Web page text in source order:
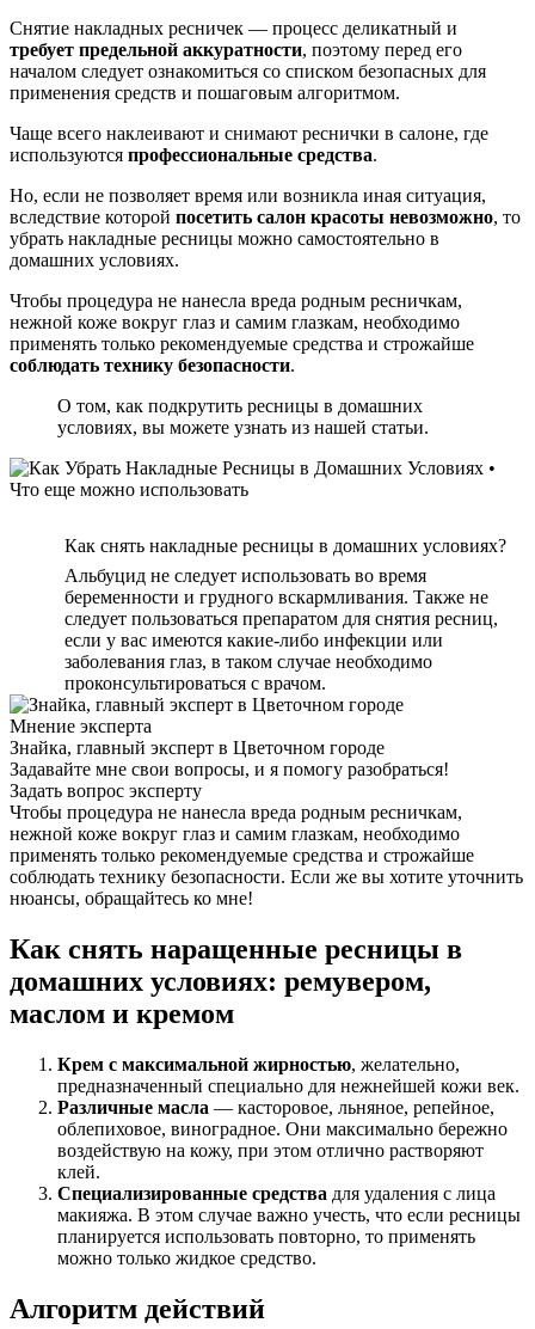
Снятие накладных ресничек — процесс деликатный и
требует предельной аккуратности, поэтому перед его
началом следует ознакомиться со списком безопасных для
применения средств и пошаговым алгоритмом.
Чаще всего наклеивают и снимают реснички в салоне, где
используются профессиональные средства.
Но, если не позволяет время или возникла иная ситуация,
вследствие которой посетить салон красоты невозможно, то
убрать накладные ресницы можно самостоятельно в
домашних условиях.
Чтобы процедура не нанесла вреда родным ресничкам,
нежной коже вокруг глаз и самим глазкам, необходимо
применять только рекомендуемые средства и строжайше
соблюдать технику безопасности.
О том, как подкрутить ресницы в домашних
условиях, вы можете узнать из нашей статьи.
Как снять накладные ресницы в домашних условиях?
Альбуцид не следует использовать во время
беременности и грудного вскармливания. Также не
следует пользоваться препаратом для снятия ресниц,
если у вас имеются какие-либо инфекции или
заболевания глаз, в таком случае необходимо
проконсультироваться с врачом.
Мнение эксперта
Знайка, главный эксперт в Цветочном городе
Задавайте мне свои вопросы, и я помогу разобраться!
Задать вопрос эксперту
Чтобы процедура не нанесла вреда родным ресничкам,
нежной коже вокруг глаз и самим глазкам, необходимо
применять только рекомендуемые средства и строжайше
соблюдать технику безопасности. Если же вы хотите уточнить
нюансы, обращайтесь ко мне!
Как снять наращенные ресницы в
домашних условиях: ремувером,
маслом и кремом
Крем с максимальной жирностью, желательно,
предназначенный специально для нежнейшей кожи век.
Различные масла — касторовое, льняное, репейное,
облепиховое, виноградное. Они максимально бережно
воздействую на кожу, при этом отлично растворяют
клей.
Специализированные средства для удаления с лица
макияжа. В этом случае важно учесть, что если ресницы
планируется использовать повторно, то применять
можно только жидкое средство.
Алгоритм действий